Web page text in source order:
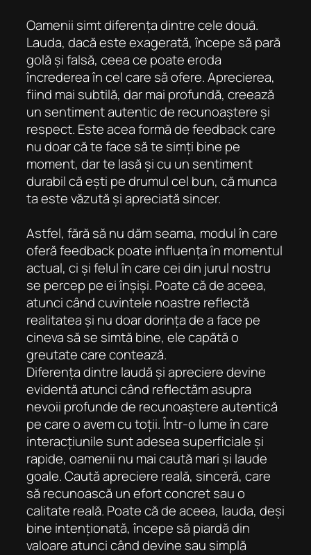
Oamenii simt diferența dintre cele două.
Lauda, ​​dacă este exagerată, începe să pară
golă și falsă, ceea ce poate eroda
încrederea în cel care să ofere. Aprecierea,
fiind mai subtilă, dar mai profundă, creează
un sentiment autentic de recunoaștere și
respect. Este acea formă de feedback care
nu doar că te face să te simți bine pe
moment, dar te lasă și cu un sentiment
durabil că ești pe drumul cel bun, că munca
ta este văzută și apreciată sincer.
Astfel, fără să nu dăm seama, modul în care
oferă feedback poate influența în momentul
actual, ci și felul în care cei din jurul nostru
se percep pe ei înșiși. Poate că de aceea,
atunci când cuvintele noastre reflectă
realitatea și nu doar dorința de a face pe
cineva să se simtă bine, ele capătă o
greutate care contează.
Diferența dintre laudă și apreciere devine
evidentă atunci când reflectăm asupra
nevoii profunde de recunoaștere autentică
pe care o avem cu toții. Într-o lume în care
interacțiunile sunt adesea superficiale și
rapide, oamenii nu mai caută mari și laude
goale. Caută apreciere reală, sinceră, care
să recunoască un efort concret sau o
calitate reală. Poate că de aceea, lauda, ​​deși
bine intenționată, începe să piardă din
valoare atunci când devine sau simplă